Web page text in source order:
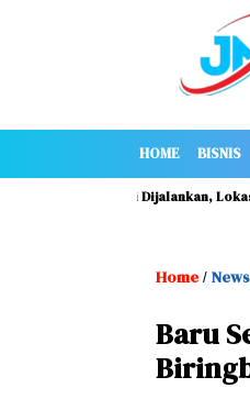
HOME BISNIS
Kami Dijalankan, Lokasi
Home / News
Baru